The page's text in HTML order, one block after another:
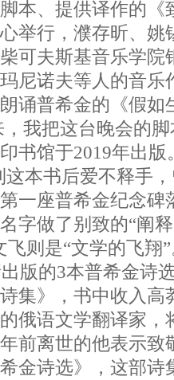
本、提供译作的《
举行，濮存昕、姚
可夫斯基音乐学院
尼诺夫等人的音乐
诵普希金的《假如
把这台晚会的脚
书馆于2019年出
这本书后爱不释手
一座普希金纪念碑
字做了别致的“阐
飞则是“文学的飞
版的3本普希金诗
集》，书中收入高
俄语文学翻译家，
前离世的他表示致
金诗选》，这部诗